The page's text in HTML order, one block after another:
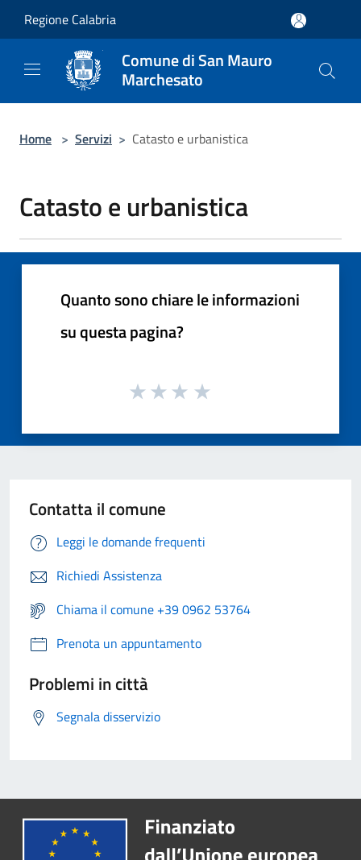
Regione Calabria
Comune di San Mauro
Marchesato
Home > Servizi > Catasto e urbanistica
Catasto e urbanistica
Quanto sono chiare le informazioni
su questa pagina?
Contatta il comune
Leggi le domande frequenti
Richiedi Assistenza
Chiama il comune +39 0962 53764
Prenota un appuntamento
Problemi in città
Segnala disservizio